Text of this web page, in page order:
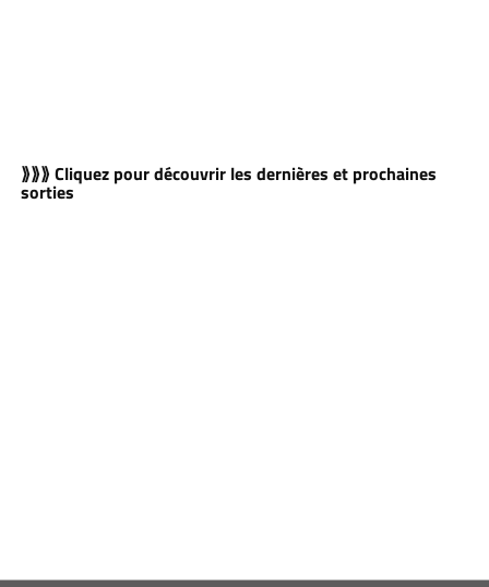
⟫⟫⟫ Cliquez pour découvrir les dernières et prochaines
sorties